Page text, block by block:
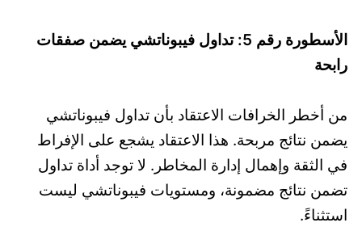
الأسطورة رقم 5: تداول فيبوناتشي يضمن صفقات
رابحة
من أخطر الخرافات الاعتقاد بأن تداول فيبوناتشي
يضمن نتائج مربحة. هذا الاعتقاد يشجع على الإفراط
في الثقة وإهمال إدارة المخاطر. لا توجد أداة تداول
تضمن نتائج مضمونة، ومستويات فيبوناتشي ليست
استثناءً.